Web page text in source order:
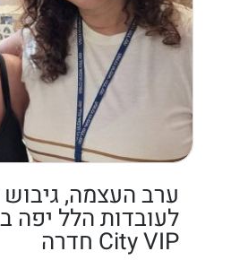
ערב העצמה, גיבוש
City VIP חדרה